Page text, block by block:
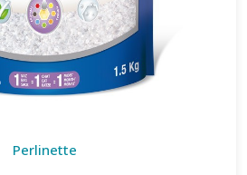
Perlinette